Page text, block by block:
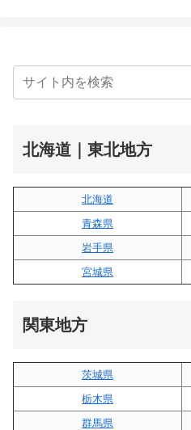
北海道｜東北地方
北海道
青森県
岩手県
宮城県
関東地方
茨城県
栃木県
群馬県